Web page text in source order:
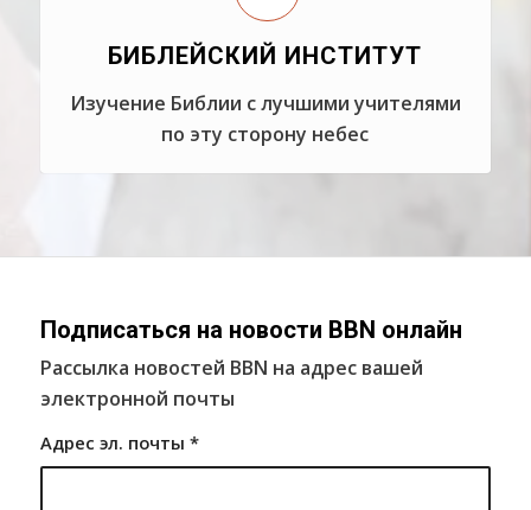
БИБЛЕЙСКИЙ ИНСТИТУТ
Изучение Библии с лучшими учителями
по эту сторону небес
Подписаться на новости BBN онлайн
Рассылка новостей BBN на адрес вашей
электронной почты
Адрес эл. почты *